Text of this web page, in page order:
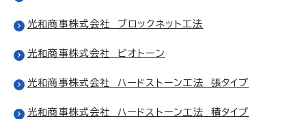
光和商事株式会社 ブロックネット工法
光和商事株式会社 ビオトーン
光和商事株式会社 ハードストーン工法 張タイプ
光和商事株式会社 ハードストーン工法 積タイプ